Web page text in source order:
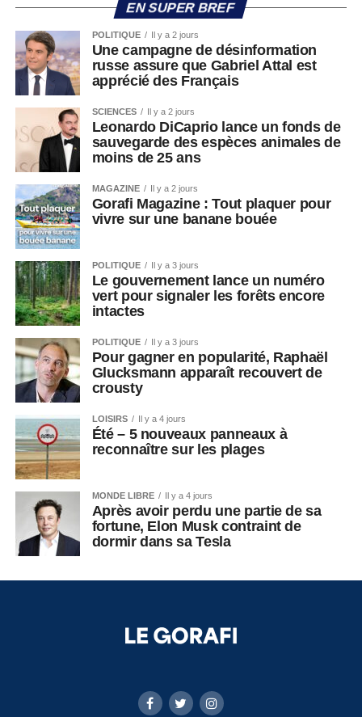
EN SUPER BREF
POLITIQUE Il y a 2 jours
Une campagne de désinformation
russe assure que Gabriel Attal est
apprécié des Français
SCIENCES Il y a 2 jours
Leonardo DiCaprio lance un fonds de
sauvegarde des espèces animales de
moins de 25 ans
MAGAZINE Il y a 2 jours
Gorafi Magazine : Tout plaquer pour
vivre sur une banane bouée
POLITIQUE Il y a 3 jours
Le gouvernement lance un numéro
vert pour signaler les forêts encore
intactes
POLITIQUE Il y a 3 jours
Pour gagner en popularité, Raphaël
Glucksmann apparaît recouvert de
crousty
LOISIRS Il y a 4 jours
Été – 5 nouveaux panneaux à
reconnaître sur les plages
MONDE LIBRE Il y a 4 jours
Après avoir perdu une partie de sa
fortune, Elon Musk contraint de
dormir dans sa Tesla